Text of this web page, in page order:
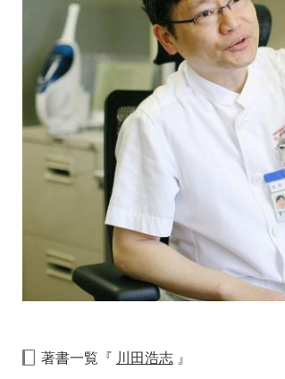
著書一覧『 川田浩志』